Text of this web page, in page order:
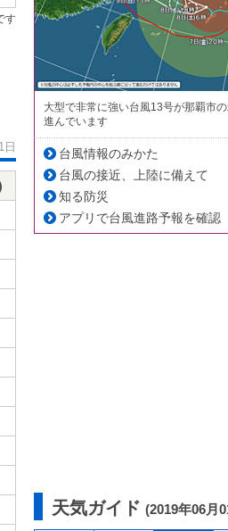
す
日
大型で非常に強い台風13号が那覇市
進んでいます
台風情報のみかた
台風の接近、上陸に備えて
知る防災
アプリで台風進路予報を確認
天気ガイド (2019年06月